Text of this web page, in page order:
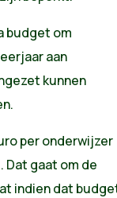
budget om
aan
kunnen
per onderwijzer
gaat om de
indien dat